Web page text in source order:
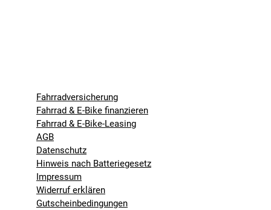
Fahrradversicherung
Fahrrad & E-Bike finanzieren
Fahrrad & E-Bike-Leasing
AGB
Datenschutz
Hinweis nach Batteriegesetz
Impressum
Widerruf erklären
Gutscheinbedingungen